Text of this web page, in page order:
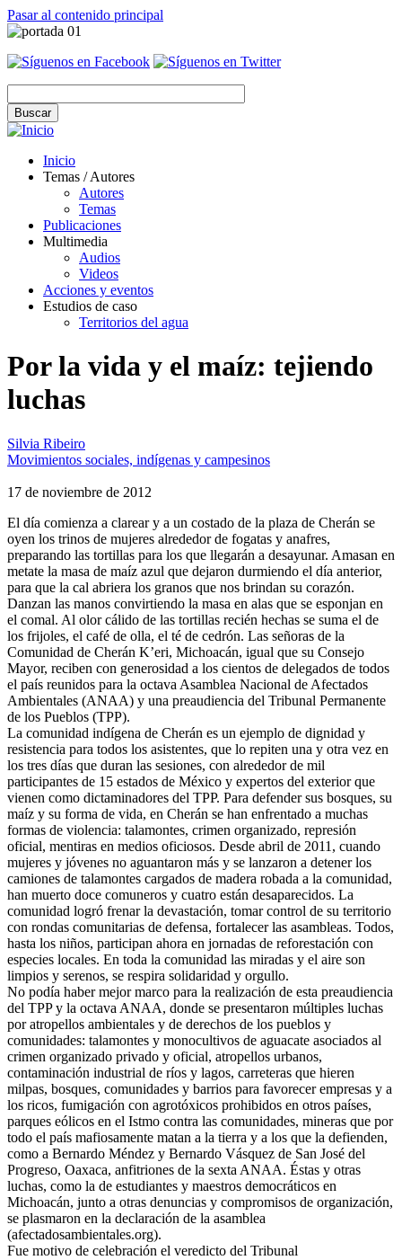
Pasar al contenido principal
Inicio
Temas / Autores
Autores
Temas
Publicaciones
Multimedia
Audios
Videos
Acciones y eventos
Estudios de caso
Territorios del agua
Por la vida y el maíz: tejiendo
luchas
Silvia Ribeiro
Movimientos sociales, indígenas y campesinos
17 de noviembre de 2012
El día comienza a clarear y a un costado de la plaza de Cherán se
oyen los trinos de mujeres alrededor de fogatas y anafres,
preparando las tortillas para los que llegarán a desayunar. Amasan en
metate la masa de maíz azul que dejaron durmiendo el día anterior,
para que la cal abriera los granos que nos brindan su corazón.
Danzan las manos convirtiendo la masa en alas que se esponjan en
el comal. Al olor cálido de las tortillas recién hechas se suma el de
los frijoles, el café de olla, el té de cedrón. Las señoras de la
Comunidad de Cherán K’eri, Michoacán, igual que su Consejo
Mayor, reciben con generosidad a los cientos de delegados de todos
el país reunidos para la octava Asamblea Nacional de Afectados
Ambientales (ANAA) y una preaudiencia del Tribunal Permanente
de los Pueblos (TPP).
La comunidad indígena de Cherán es un ejemplo de dignidad y
resistencia para todos los asistentes, que lo repiten una y otra vez en
los tres días que duran las sesiones, con alrededor de mil
participantes de 15 estados de México y expertos del exterior que
vienen como dictaminadores del TPP. Para defender sus bosques, su
maíz y su forma de vida, en Cherán se han enfrentado a muchas
formas de violencia: talamontes, crimen organizado, represión
oficial, mentiras en medios oficiosos. Desde abril de 2011, cuando
mujeres y jóvenes no aguantaron más y se lanzaron a detener los
camiones de talamontes cargados de madera robada a la comunidad,
han muerto doce comuneros y cuatro están desaparecidos. La
comunidad logró frenar la devastación, tomar control de su territorio
con rondas comunitarias de defensa, fortalecer las asambleas. Todos,
hasta los niños, participan ahora en jornadas de reforestación con
especies locales. En toda la comunidad las miradas y el aire son
limpios y serenos, se respira solidaridad y orgullo.
No podía haber mejor marco para la realización de esta preaudiencia
del TPP y la octava ANAA, donde se presentaron múltiples luchas
por atropellos ambientales y de derechos de los pueblos y
comunidades: talamontes y monocultivos de aguacate asociados al
crimen organizado privado y oficial, atropellos urbanos,
contaminación industrial de ríos y lagos, carreteras que hieren
milpas, bosques, comunidades y barrios para favorecer empresas y a
los ricos, fumigación con agrotóxicos prohibidos en otros países,
parques eólicos en el Istmo contra las comunidades, mineras que por
todo el país mafiosamente matan a la tierra y a los que la defienden,
como a Bernardo Méndez y Bernardo Vásquez de San José del
Progreso, Oaxaca, anfitriones de la sexta ANAA. Éstas y otras
luchas, como la de estudiantes y maestros democráticos en
Michoacán, junto a otras denuncias y compromisos de organización,
se plasmaron en la declaración de la asamblea
(afectadosambientales.org).
Fue motivo de celebración el veredicto del Tribunal